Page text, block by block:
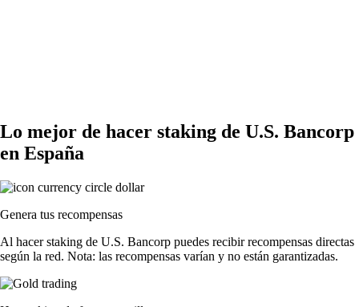
Lo mejor de hacer staking de U.S. Bancorp
en España
Genera tus recompensas
Al hacer staking de U.S. Bancorp puedes recibir recompensas directas
según la red. Nota: las recompensas varían y no están garantizadas.